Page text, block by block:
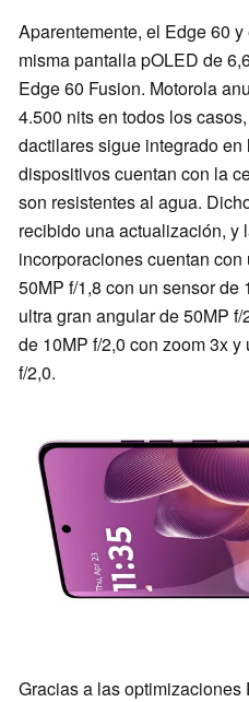
Aparentemente, el Edge 60
misma pantalla pOLED de
Edge 60 Fusion. Motorola
4.500 nits en todos los
dactilares sigue integrado
dispositivos cuentan con la
son resistentes al agua.
recibido una actualización, y
incorporaciones cuentan
50MP f/1,8 con un sensor
ultra gran angular de 50MP
de 10MP f/2,0 con zoom 3x
f/2,0.
Gracias a las optimizaciones